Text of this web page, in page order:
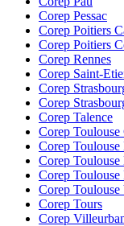
Corep Pessac
Corep Poitiers
Corep Poitiers
Corep Rennes
Corep Saint-
Corep
Corep
Corep Talence
Corep Toulouse
Corep Toulouse
Corep
Corep Toulouse
Corep
Corep Tours
Corep